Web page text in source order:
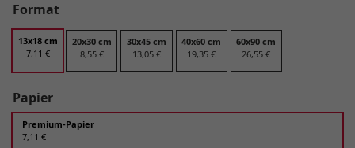
Format
13x18 cm
7,11 €
20x30 cm
8,55 €
30x45 cm
13,05 €
40x60 cm
19,35 €
60x90 cm
26,55 €
Papier
Premium-Papier
7,11 €